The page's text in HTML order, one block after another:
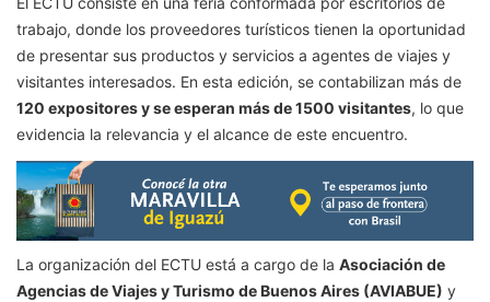
trabajo, donde los proveedores turísticos tienen la oportunidad
de presentar sus productos y servicios a agentes de viajes y
visitantes interesados. En esta edición, se contabilizan más de
120 expositores y se esperan más de 1500 visitantes, lo que
evidencia la relevancia y el alcance de este encuentro.
La organización del ECTU está a cargo de la Asociación de
Agencias de Viajes y Turismo de Buenos Aires (AVIABUE) y